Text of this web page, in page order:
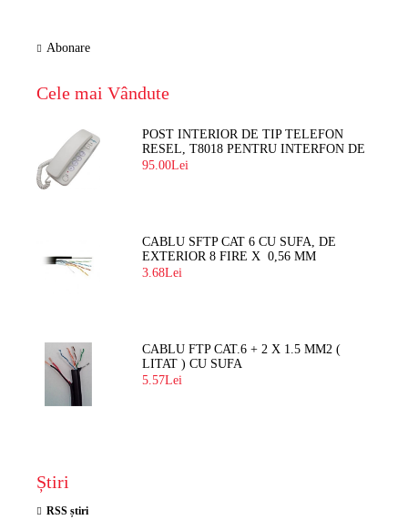
Abonare
Cele mai Vândute
POST INTERIOR DE TIP TELEFON
RESEL, T8018 PENTRU INTERFON DE
BLOC
95.00Lei
CABLU SFTP CAT 6 CU SUFA, DE
EXTERIOR 8 FIRE X 0,56 MM
3.68Lei
CABLU FTP CAT.6 + 2 X 1.5 MM2 (
LITAT ) CU SUFA
5.57Lei
Știri
RSS știri